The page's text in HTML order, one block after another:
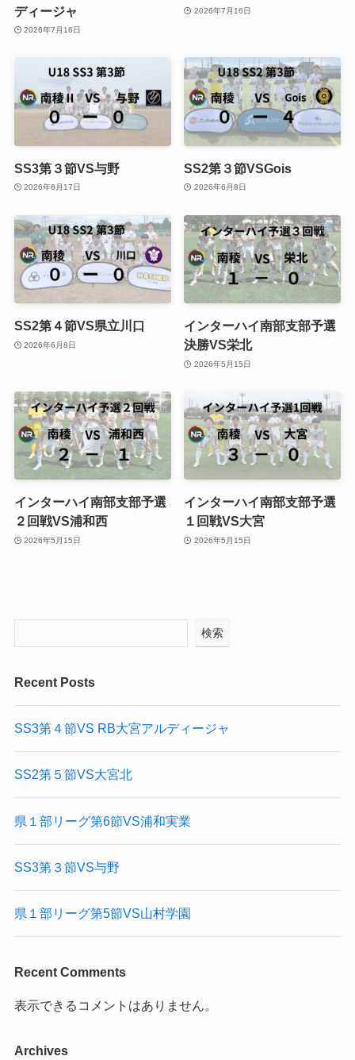
ディージャ
2026年7月16日
2026年7月16日
SS3第３節VS与野
2026年6月17日
SS2第３節VSGois
2026年6月8日
SS2第４節VS県立川口
2026年6月8日
インターハイ南部支部予選
決勝VS栄北
2026年5月15日
インターハイ南部支部予選
２回戦VS浦和西
2026年5月15日
インターハイ南部支部予選
１回戦VS大宮
2026年5月15日
検索
Recent Posts
SS3第４節VS RB大宮アルディージャ
SS2第５節VS大宮北
県１部リーグ第6節VS浦和実業
SS3第３節VS与野
県１部リーグ第5節VS山村学園
Recent Comments
表示できるコメントはありません。
Archives